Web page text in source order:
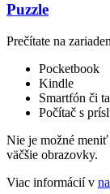
Puzzle
Prečítate na
Pocketbook
Kindle
Smartfón či
Počítač s
Nie je možné
väčšie obrazovky.
Viac informácií v